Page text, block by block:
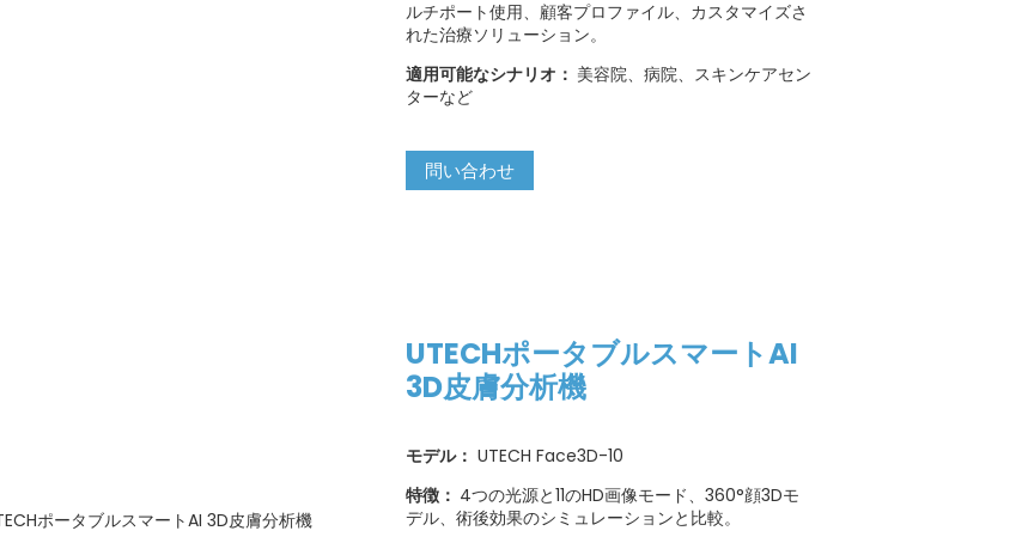
ルチポート使用、顧客プロファイル、カスタマイズさ
れた治療ソリューション。
適用可能なシナリオ： 美容院、病院、スキンケアセン
ターなど
問い合わせ
UTECHポータブルスマートAI
3D皮膚分析機
モデル： UTECH Face3D-10
特徴： 4つの光源と11のHD画像モード、360°顔3Dモ
デル、術後効果のシミュレーションと比較。